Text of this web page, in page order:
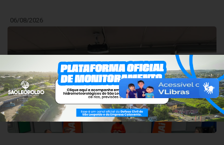
06/08/2026